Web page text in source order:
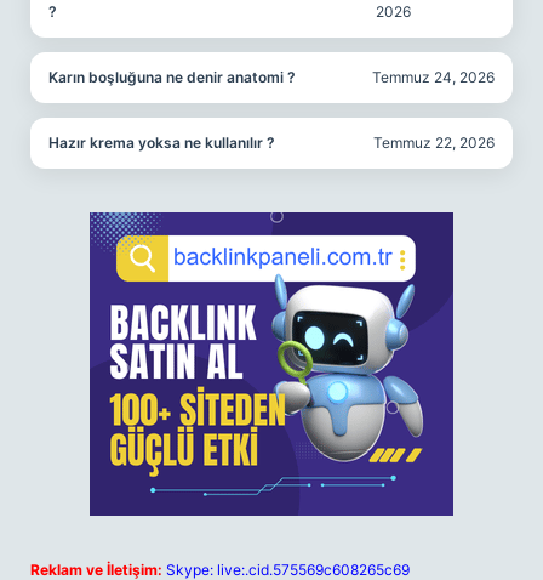
?
2026
Karın boşluğuna ne denir anatomi ? Temmuz 24, 2026
Hazır krema yoksa ne kullanılır ? Temmuz 22, 2026
Reklam ve İletişim: Skype: live:.cid.575569c608265c69